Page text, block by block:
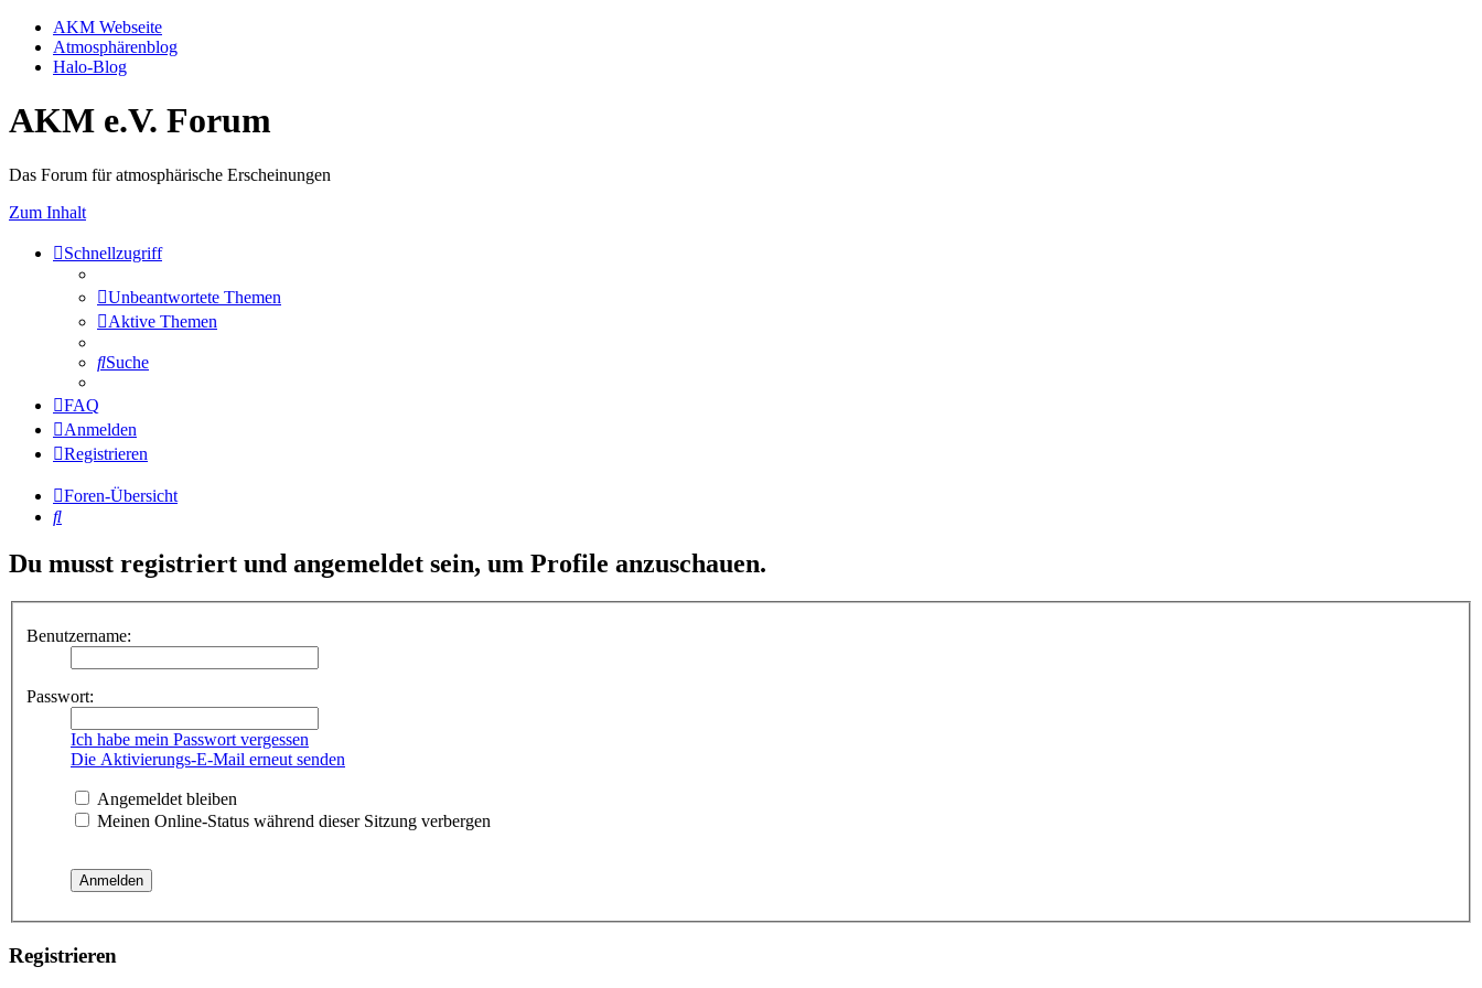
AKM Webseite
Atmosphärenblog
Halo-Blog
AKM e.V. Forum
Das Forum für atmosphärische Erscheinungen
Zum Inhalt
Schnellzugriff
Unbeantwortete Themen
Aktive Themen
Suche
FAQ
Anmelden
Registrieren
Foren-Übersicht
Suche
Du musst registriert und angemeldet sein, um Profile anzuschauen.
Benutzername:
Passwort:
Ich habe mein Passwort vergessen
Die Aktivierungs-E-Mail erneut senden
Angemeldet bleiben
Meinen Online-Status während dieser Sitzung verbergen
Registrieren